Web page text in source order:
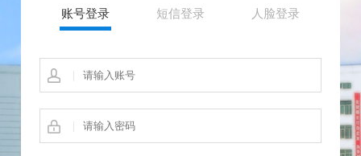
账号登录 短信登录 人脸登录
|
|